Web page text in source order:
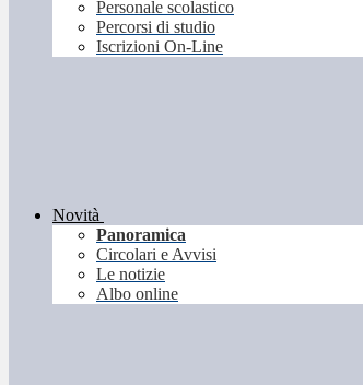
Personale scolastico
Percorsi di studio
Iscrizioni On-Line
Novità
Panoramica
Circolari e Avvisi
Le notizie
Albo online